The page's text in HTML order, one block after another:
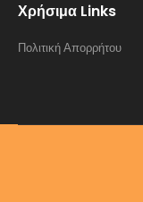
Χρήσιμα Links
Πολιτική Απορρήτου